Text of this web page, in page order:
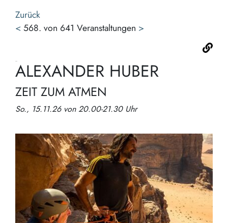
Zurück
< 568. von 641 Veranstaltungen >
ALEXANDER HUBER
ZEIT ZUM ATMEN
So., 15.11.26 von 20.00-21.30 Uhr